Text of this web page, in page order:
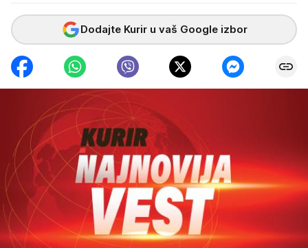
Dodajte Kurir u vaš Google izbor